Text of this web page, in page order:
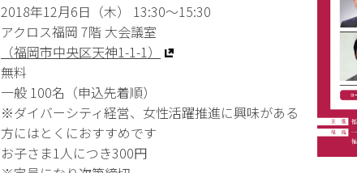
2018年12月6日（木） 13:30～15:30
アクロス福岡 7階 大会議室
（福岡市中央区天神1-1-1）
無料
一般 100名（申込先着順）
※ダイバーシティ経営、女性活躍推進に興味がある
方にはとくにおすすめです
お子さま1人につき300円